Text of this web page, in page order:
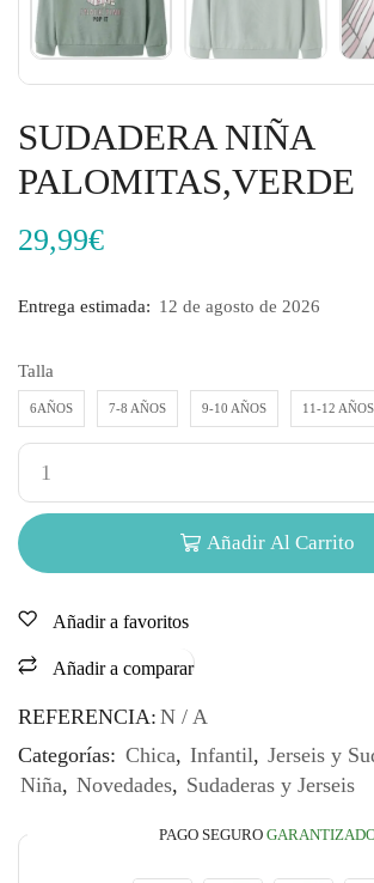
SUDADERA NIÑA
PALOMITAS,VERDE
29,99€
Entrega estimada: 12 de agosto de 2026
Talla
6AÑOS 7-8 AÑOS 9-10 AÑOS 11-12 AÑOS
Añadir Al Carrito
Añadir a favoritos
Añadir a comparar
REFERENCIA: N / A
Categorías: Chica, Infantil, Jerseis y
Niña, Novedades, Sudaderas y Jerseis
PAGO SEGURO